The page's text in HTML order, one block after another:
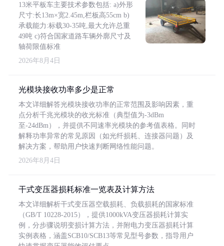
13米平板车主要技术参数包括: a)外形
尺寸:长13m×宽2.45m,栏板高55cm b)
承载能力:标载30-35吨,最大允许总重
49吨 c)符合国家道路车辆外廓尺寸及
轴荷限值标准
2026年8月4日
光模块接收功率多少是正常
本文详细解答光模块接收功率的正常范围及影响因素，重
点分析千兆光模块的收光标准（典型值为-3dBm
至-24dBm），并提供不同速率光模块的参考值表格。同时
解释功率异常的常见原因（如光纤损耗、连接器问题）及
解决方案，帮助用户快速判断网络性能问题。
2026年8月4日
干式变压器损耗标准一览表及计算方法
本文详细解析干式变压器空载损耗、负载损耗的国家标准
（GB/T 10228-2015），提供1000kVA变压器损耗计算实
例，分步骤说明变损计算方法，并附电力变压器损耗计算
实例表格，涵盖SCB10/SCB13等常见型号参数，指导用户